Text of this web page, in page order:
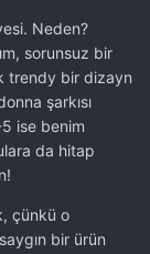
Neden?
sorunsuz bir
trendy bir dizayn
şarkısı
ise benim
da hitap
çünkü o
bir ürün